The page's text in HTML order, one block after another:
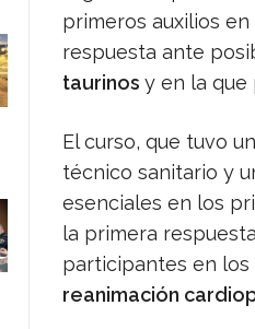
primeros auxilios
respuesta ante
taurinos y en la
El curso, que tuvo
técnico sanitario y
esenciales en los
la primera
participantes en los
reanimación